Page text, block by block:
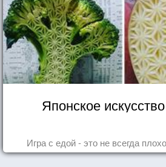
Японское
Игра с едой - это не всегда